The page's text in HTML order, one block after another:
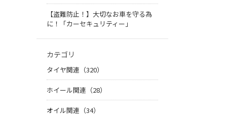
【盗難防止！】大切なお車を守る為
に！「カーセキュリティー」
カテゴリ
タイヤ関連（320）
ホイール関連（28）
オイル関連（34）